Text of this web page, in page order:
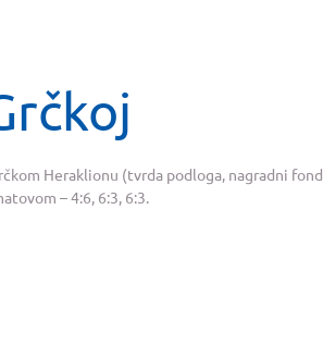
Heraklionu (tvrda podloga, nagradni fond
– 4:6, 6:3, 6:3.